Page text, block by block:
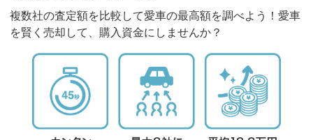
複数社の査定額を比較して愛車の最高額を調べよう！愛車
を賢く売却して、購入資金にしませんか？